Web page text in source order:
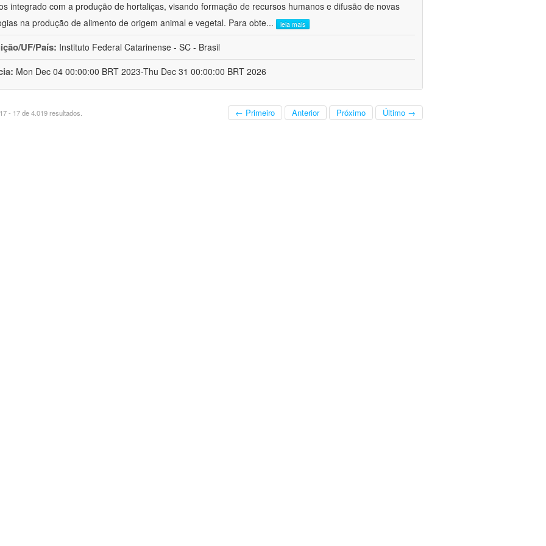
integrado com a produção de hortaliças, visando formação de recursos humanos e difusão de novas
na produção de alimento de origem animal e vegetal. Para obte... leia mais
UF/País: Instituto Federal Catarinense - SC - Brasil
Mon Dec 04 00:00:00 BRT 2023-Thu Dec 31 00:00:00 BRT 2026
- 17 de 4.019 resultados. ← Primeiro Anterior Próximo Último →